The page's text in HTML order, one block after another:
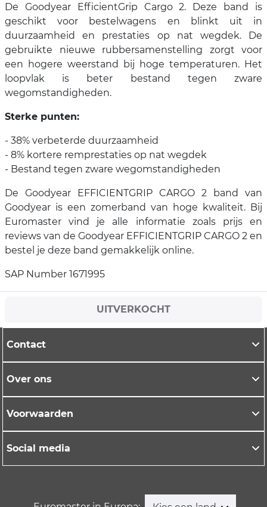
De Goodyear EfficientGrip Cargo 2. Deze band is
geschikt voor bestelwagens en blinkt uit in
duurzaamheid en prestaties op nat wegdek. De
gebruikte nieuwe rubbersamenstelling zorgt voor
een hogere weerstand bij hoge temperaturen. Het
loopvlak is beter bestand tegen zware
wegomstandigheden.
Sterke punten:
- 38% verbeterde duurzaamheid
- 8% kortere remprestaties op nat wegdek
- Bestand tegen zware wegomstandigheden
De Goodyear EFFICIENTGRIP CARGO 2 band van
Goodyear is een zomerband van hoge kwaliteit. Bij
Euromaster vind je alle informatie zoals prijs en
reviews van de Goodyear EFFICIENTGRIP CARGO 2 en
bestel je deze band gemakkelijk online.
SAP Number 1671995
UITVERKOCHT
Contact
Over ons
Voorwaarden
Social media